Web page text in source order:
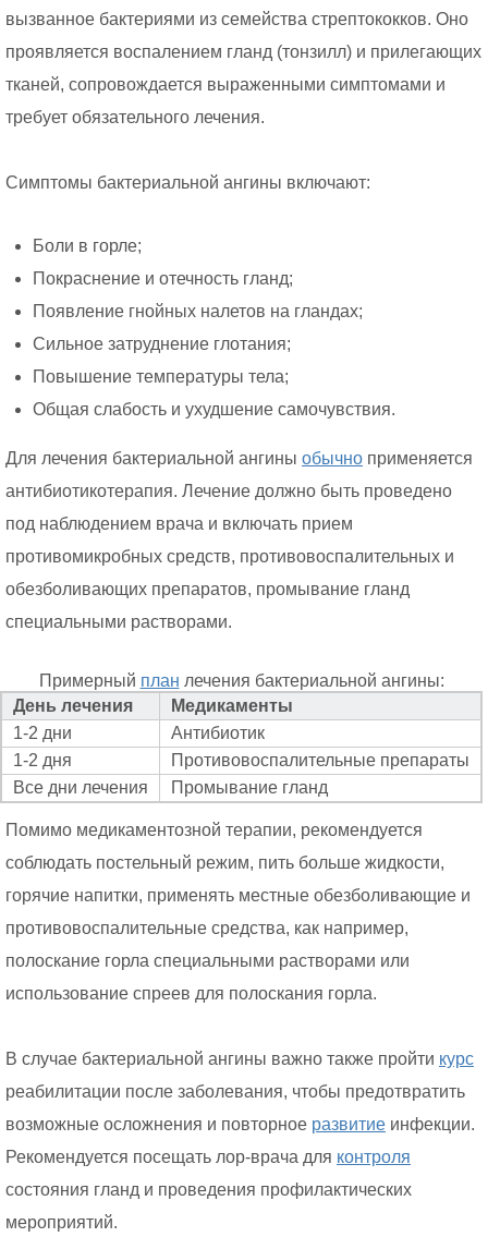
вызванное бактериями из семейства стрептококков. Оно
проявляется воспалением гланд (тонзилл) и прилегающих
тканей, сопровождается выраженными симптомами и
требует обязательного лечения.
Симптомы бактериальной ангины включают:
Боли в горле;
Покраснение и отечность гланд;
Появление гнойных налетов на гландах;
Сильное затруднение глотания;
Повышение температуры тела;
Общая слабость и ухудшение самочувствия.
Для лечения бактериальной ангины обычно применяется
антибиотикотерапия. Лечение должно быть проведено
под наблюдением врача и включать прием
противомикробных средств, противовоспалительных и
обезболивающих препаратов, промывание гланд
специальными растворами.
Примерный план лечения бактериальной ангины:
День лечения
Медикаменты
1-2 дни
Антибиотик
1-2 дня
Противовоспалительные препараты
Все дни лечения
Промывание гланд
Помимо медикаментозной терапии, рекомендуется
соблюдать постельный режим, пить больше жидкости,
горячие напитки, применять местные обезболивающие и
противовоспалительные средства, как например,
полоскание горла специальными растворами или
использование спреев для полоскания горла.
В случае бактериальной ангины важно также пройти курс
реабилитации после заболевания, чтобы предотвратить
возможные осложнения и повторное развитие инфекции.
Рекомендуется посещать лор-врача для контроля
состояния гланд и проведения профилактических
мероприятий.